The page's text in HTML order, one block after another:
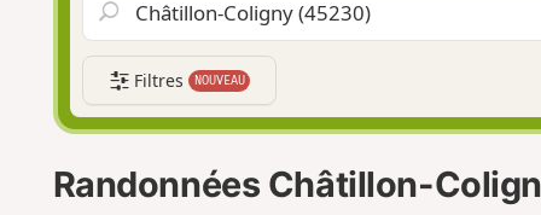
Filtres NOUVEAU
Randonnées Châtillon-